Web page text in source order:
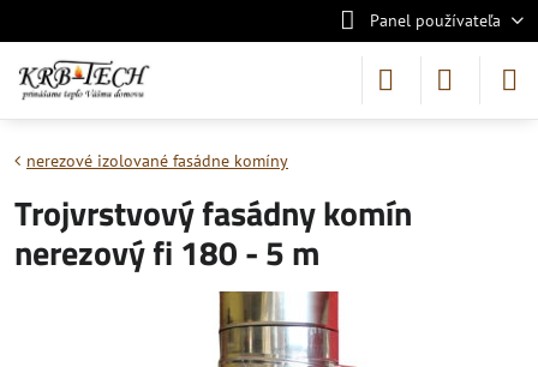
Panel používateľa
nerezové izolované fasádne komíny
Trojvrstvový fasádny komín
nerezový fi 180 - 5 m